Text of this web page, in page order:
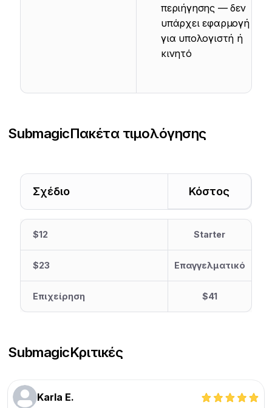
περιήγησης — δεν
υπάρχει εφαρμογή
για υπολογιστή ή
κινητό
SubmagicΠακέτα τιμολόγησης
Σχέδιο Κόστος
$12 Starter
$23 Επαγγελματικό
Επιχείρηση $41
SubmagicΚριτικές
Karla E.